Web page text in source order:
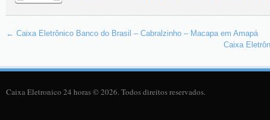
← Caixa Eletrônico Banco do Brasil – Cabralzinho – Macapa em Amapá
Caixa
Caixa Eletronico 24 horas © 2026. Todos direitos reservados.